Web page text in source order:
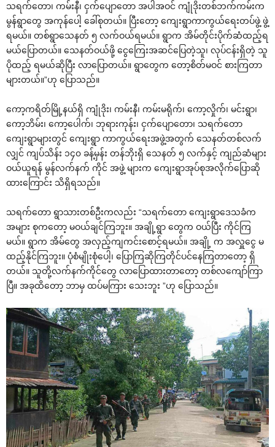
သရက်တော၊ ကမ်းနီ၊ ငှက်ပျောတော အပါအဝင် ကျုံဒိုးတစ်ဘက်ကမ်းက
မွန်ရွာတွေ အကုန်ပေါ့ ခေါ်စုတယ်။ ပြီးတော့ ကျေးရွာကာကွယ်ရေးတပ်ဖွဲ့ ဖွဲ့
ရမယ်။ တစ်ရွာသေနတ် ၅ လက်ဝယ်ရမယ်။ ရွာက အိမ်တိုင်းပိုက်ဆံထည့်ရ
မယ်ပြောတယ်။ သေနတ်ဝယ်ဖို့ ငွေကြေးအဆင်ပြေတဲ့သူ၊ လုပ်ငန်းရှိတဲ့ သူ
ပိုထည့် ရမယ်ဆိုပြီး လာပြောတယ်။ ရွာတွေက တော့စိတ်မဝင် စားကြတာ
များတယ်။”ဟု ပြောသည်။
ကော့ကရိတ်မြို့နယ်ရှိ ကျုံဒိုး၊ ကမ်းနီ၊ ကမ်းမရိုက်၊ ကော့လှိုက်၊ မင်းရွာ၊
ကော့ဘိမ်း၊ ကော့ပေါက်၊ ဘုရားကုန်း၊ ငှက်ပျောတော၊ သရက်တော
ကျေးရွာများတွင် ကျေးရွာ ကာကွယ်ရေးအဖွဲ့အတွက် သေနတ်တစ်လက်
လျှင် ကျပ်သိန်း ၁၄၀ ခန့်မှန်း တန်ဘိုးရှိ သေနတ် ၅ လက်နှင့် ကျည်ဆံများ
ဝယ်ယူရန် မွန်လက်နက် ကိုင် အဖွဲ့ များက ကျေးရွာအုပ်စုအလိုက်ပြောဆို
ထားကြောင်း သိရှိရသည်။
သရက်တော ရွာသားတစ်ဦးကလည်း “သရက်တော ကျေးရွာဒေသခံက
အများ စုကတော့ မဝယ်ချင်ကြဘူး။ အချို့ရွာ တွေက ဝယ်ပြီး ကိုင်ကြ
မယ်။ ရွာက အိမ်တွေ အလှည့်ကျကင်းစောင့်ရမယ်။ အချို့ က အလှူငွေ မ
ထည့်နိုင်ကြဘူး။ ပုံစံမျိုးစုံပေါ့၊ ပြောကြဆိုကြတိုင်ပင်နေကြတာတော့ ရှိ
တယ်။ သူတို့လက်နက်ကိုင်တွေ လာပြောထားတာတော့ တစ်လကျော်ကြာ
ပြီ။ အခုထိတော့ ဘာမှ ထပ်မကြား သေးဘူး ”ဟု ပြောသည်။